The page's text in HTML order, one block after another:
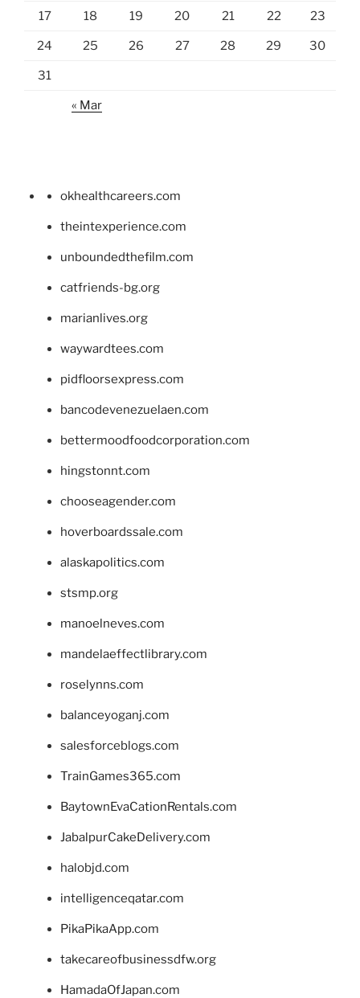
17 18 19 20 21 22 23
24 25 26 27 28 29 30
31
« Mar
okhealthcareers.com
theintexperience.com
unboundedthefilm.com
catfriends-bg.org
marianlives.org
waywardtees.com
pidfloorsexpress.com
bancodevenezuelaen.com
bettermoodfoodcorporation.com
hingstonnt.com
chooseagender.com
hoverboardssale.com
alaskapolitics.com
stsmp.org
manoelneves.com
mandelaeffectlibrary.com
roselynns.com
balanceyoganj.com
salesforceblogs.com
TrainGames365.com
BaytownEvaCationRentals.com
JabalpurCakeDelivery.com
halobjd.com
intelligenceqatar.com
PikaPikaApp.com
takecareofbusinessdfw.org
HamadaOfJapan.com